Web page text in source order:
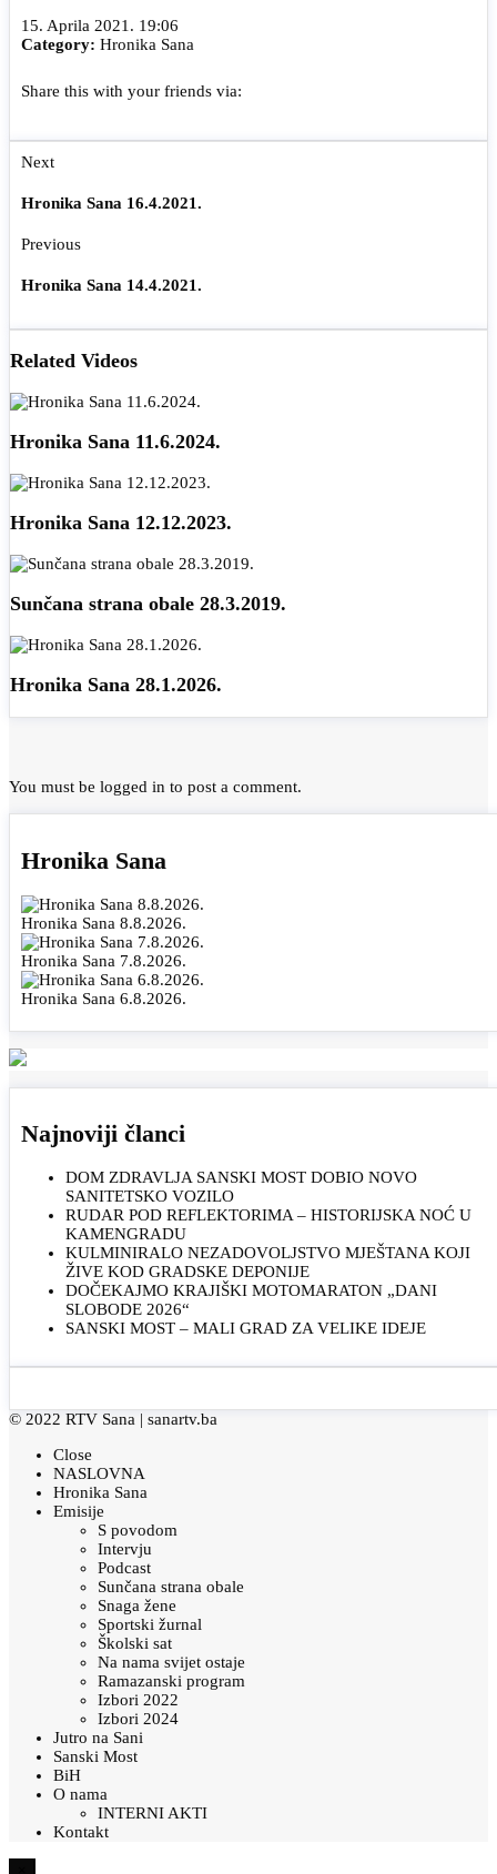
15. Aprila 2021. 19:06
Category: Hronika Sana
Share this with your friends via:
Next
Hronika Sana 16.4.2021.
Previous
Hronika Sana 14.4.2021.
Related Videos
Hronika Sana 11.6.2024.
Hronika Sana 12.12.2023.
Sunčana strana obale 28.3.2019.
Hronika Sana 28.1.2026.
You must be logged in to post a comment.
Hronika Sana
Hronika Sana 8.8.2026.
Hronika Sana 7.8.2026.
Hronika Sana 6.8.2026.
Najnoviji članci
DOM ZDRAVLJA SANSKI MOST DOBIO NOVO
SANITETSKO VOZILO
RUDAR POD REFLEKTORIMA – HISTORIJSKA NOĆ U
KAMENGRADU
KULMINIRALO NEZADOVOLJSTVO MJEŠTANA KOJI
ŽIVE KOD GRADSKE DEPONIJE
DOČEKAJMO KRAJIŠKI MOTOMARATON „DANI
SLOBODE 2026“
SANSKI MOST – MALI GRAD ZA VELIKE IDEJE
© 2022 RTV Sana | sanartv.ba
Close
NASLOVNA
Hronika Sana
Emisije
S povodom
Intervju
Podcast
Sunčana strana obale
Snaga žene
Sportski žurnal
Školski sat
Na nama svijet ostaje
Ramazanski program
Izbori 2022
Izbori 2024
Jutro na Sani
Sanski Most
BiH
O nama
INTERNI AKTI
Kontakt